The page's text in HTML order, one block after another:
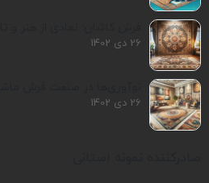
26 دی 1402
26 دی 1402